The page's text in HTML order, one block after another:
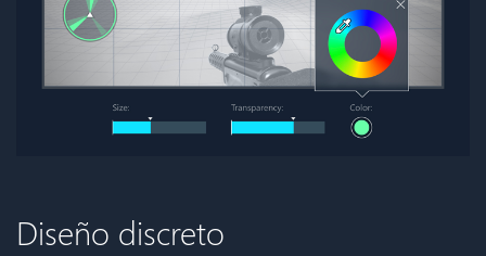
Diseño discreto